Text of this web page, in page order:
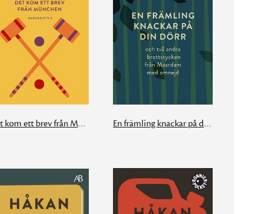
Det kom ett brev från München En främling knackar på din dörr